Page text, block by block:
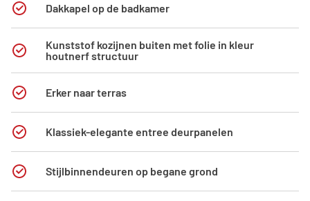
Dakkapel op de badkamer
Kunststof kozijnen buiten met folie in kleur
houtnerf structuur
Erker naar terras
Klassiek-elegante entree deurpanelen
Stijlbinnendeuren op begane grond